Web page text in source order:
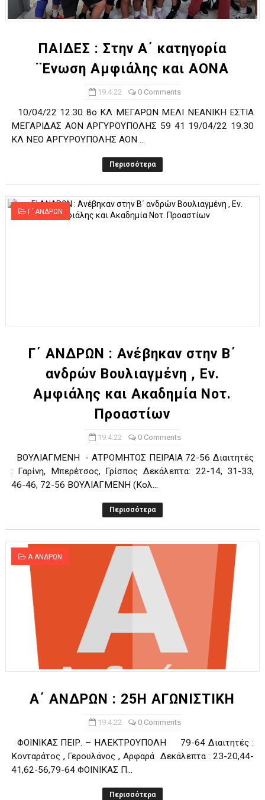
ΧΡΟΝΙΑ ΠΟΛΛΑ ΣΤΟ ΕΛΛΗΝΙΚΟ ΜΠΑΣΚΕΤ : 39Η ΕΠΕΤΕΙΟΣ ΑΠΟ
Ο δρόμος για τον 29ο τελικό κυπέλλου ανδρών ΕΣΚΑΝΑ
U21: Τεράστια πρόκριση για τον Πανελευσινιακό στον
Γ΄ανδρών play offs : "Σκληρό" καρύδι η Φιλία Περάματος
Play off B εφήβων Β φάση Στο f4 ΑΕ Ρέντη, Πέρα , Ερμής
ΠΑΙΔΕΣ : Στην Α΄ κατηγορία
¨Ενωση Αμφιάλης και ΑΟΝΑ
19.4.22 0 Comments
10/04/22 12.30 8ο ΚΛ ΜΕΓΑΡΩΝ ΜΕΛΙ ΝΕΑΝΙΚΗ ΕΣΤΙΑ
ΜΕΓΑΡΙΔΑΣ ΑΟΝ ΑΡΓΥΡΟΥΠΟΛΗΣ 59 41 19/04/22 19.30
ΚΛ ΝΕΟ ΑΡΓΥΡΟΥΠΟΛΗΣ ΑΟΝ ...
Περισσότερα
Γ΄ ΑΝΔΡΩΝ
Γ΄ ΑΝΔΡΩΝ : Ανέβηκαν στην Β΄
ανδρών Βουλιαγμένη , Εν.
Αμφιάλης και Ακαδημία Νοτ.
Προαστίων
19.4.22 0 Comments
ΒΟΥΛΙΑΓΜΕΝΗ - ΑΤΡΟΜΗΤΟΣ ΠΕΙΡΑΙΑ 72-56 Διαιτητές
: Γαρίνη, Μπερέτσος, Γρίσπος Δεκάλεπτα: 22-14, 31-33,
46-46, 72-56 ΒΟΥΛΙΑΓΜΕΝΗ (Κολ...
Περισσότερα
Α ΑΝΔΡΩΝ
Α΄ ΑΝΔΡΩΝ : 25Η ΑΓΩΝΙΣΤΙΚΗ
19.4.22 0 Comments
ΦΟΙΝΙΚΑΣ ΠΕΙΡ. – ΗΛΕΚΤΡΟΥΠΟΛΗ 79-64 Διαιτητές :
Κονταράτος , Γερουλάνος , Αρφαρά Δεκάλεπτα : 23-20,44-
41,62-56,79-64 ΦΟΙΝΙΚΑΣ Π...
Περισσότερα